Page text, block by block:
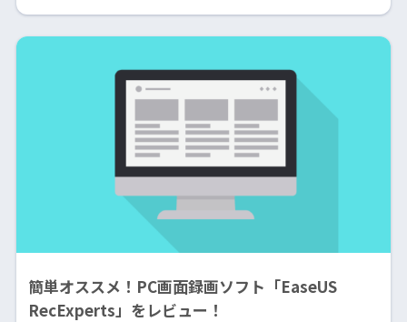
簡単オススメ！PC画面録画ソフト「EaseUS
RecExperts」をレビュー！